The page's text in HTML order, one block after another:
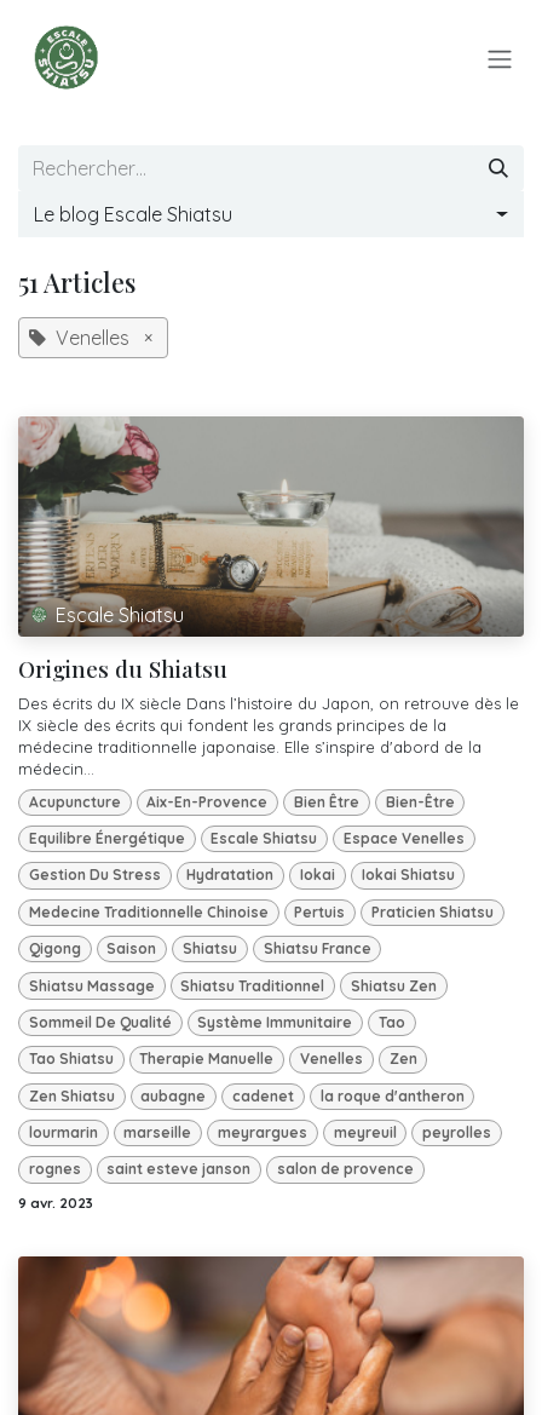
Le blog Escale Shiatsu
51 Articles
Venelles ×
Escale Shiatsu
Origines du Shiatsu
Des écrits du IX siècle Dans l’histoire du Japon, on retrouve dès le
IX siècle des écrits qui fondent les grands principes de la
médecine traditionnelle japonaise. Elle s’inspire d'abord de la
médecin...
Acupuncture Aix-En-Provence Bien Être Bien-Être
Equilibre Énergétique Escale Shiatsu Espace Venelles
Gestion Du Stress Hydratation Iokai Iokai Shiatsu
Medecine Traditionnelle Chinoise Pertuis Praticien Shiatsu
Qigong Saison Shiatsu Shiatsu France
Shiatsu Massage Shiatsu Traditionnel Shiatsu Zen
Sommeil De Qualité Système Immunitaire Tao
Tao Shiatsu Therapie Manuelle Venelles Zen
Zen Shiatsu aubagne cadenet la roque d'antheron
lourmarin marseille meyrargues meyreuil peyrolles
rognes saint esteve janson salon de provence
9 avr. 2023